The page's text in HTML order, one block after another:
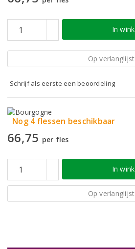
In
Op verlanglijst
Schrijf als eerste een beoordeling
Nog 4 flessen beschikbaar
66,75 per fles
In
Op verlanglijst